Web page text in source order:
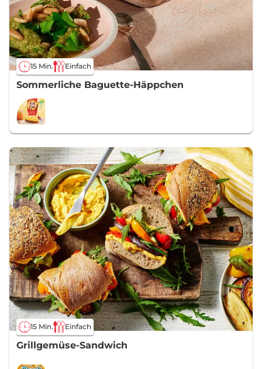
15 Min. Einfach
Sommerliche Baguette-Häppchen
15 Min. Einfach
Grillgemüse-Sandwich